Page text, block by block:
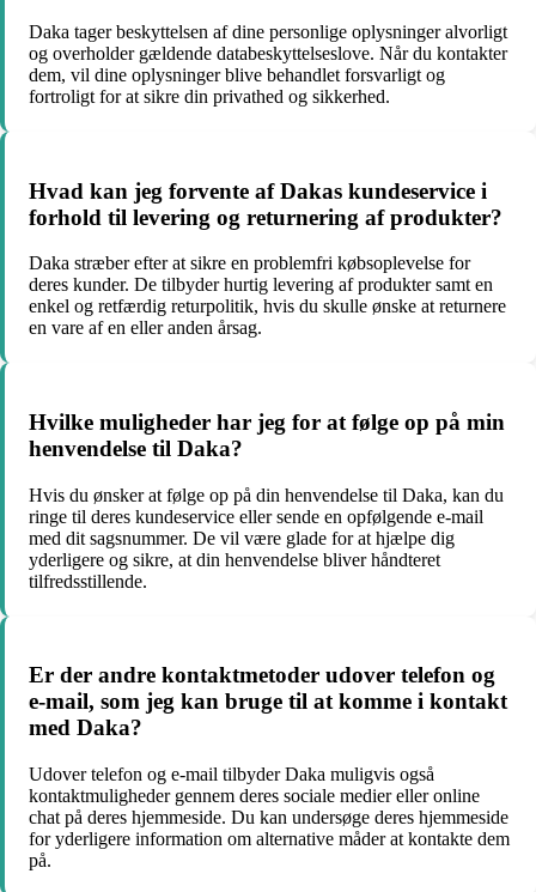
Daka tager beskyttelsen af dine personlige oplysninger alvorligt
og overholder gældende databeskyttelseslove. Når du kontakter
dem, vil dine oplysninger blive behandlet forsvarligt og
fortroligt for at sikre din privathed og sikkerhed.
Hvad kan jeg forvente af Dakas kundeservice i
forhold til levering og returnering af produkter?
Daka stræber efter at sikre en problemfri købsoplevelse for
deres kunder. De tilbyder hurtig levering af produkter samt en
enkel og retfærdig returpolitik, hvis du skulle ønske at returnere
en vare af en eller anden årsag.
Hvilke muligheder har jeg for at følge op på min
henvendelse til Daka?
Hvis du ønsker at følge op på din henvendelse til Daka, kan du
ringe til deres kundeservice eller sende en opfølgende e-mail
med dit sagsnummer. De vil være glade for at hjælpe dig
yderligere og sikre, at din henvendelse bliver håndteret
tilfredsstillende.
Er der andre kontaktmetoder udover telefon og
e-mail, som jeg kan bruge til at komme i kontakt
med Daka?
Udover telefon og e-mail tilbyder Daka muligvis også
kontaktmuligheder gennem deres sociale medier eller online
chat på deres hjemmeside. Du kan undersøge deres hjemmeside
for yderligere information om alternative måder at kontakte dem
på.